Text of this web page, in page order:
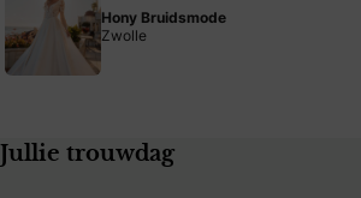
Hony Bruidsmode
Zwolle
Jullie trouwdag